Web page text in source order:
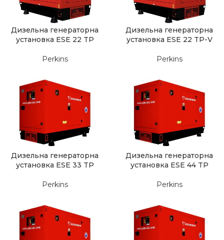
Дизельна генераторна
установка ESE 22 TP
Perkins
Дизельна генераторна
установка ESE 22 TP-V
Perkins
Дизельна генераторна
установка ESE 33 TP
Perkins
Дизельна генераторна
установка ESE 44 TP
Perkins